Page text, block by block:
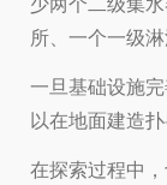
所、一个一级
一旦基础设施
以在地面建造
在探索过程中